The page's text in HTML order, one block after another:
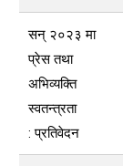
सन् २०२३ मा
प्रेस तथा
अभिव्यक्ति
स्वतन्त्रता
: प्रतिवेदन